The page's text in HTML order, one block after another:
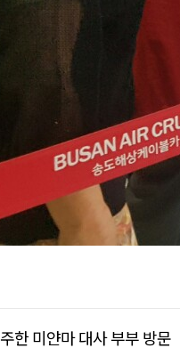
주한 미얀마 대사 부부 방문